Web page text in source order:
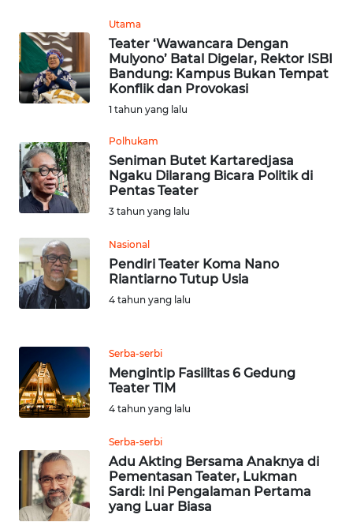
Utama
Teater ‘Wawancara Dengan
Mulyono’ Batal Digelar, Rektor ISBI
Bandung: Kampus Bukan Tempat
Konflik dan Provokasi
1 tahun yang lalu
Polhukam
Seniman Butet Kartaredjasa
Ngaku Dilarang Bicara Politik di
Pentas Teater
3 tahun yang lalu
Nasional
Pendiri Teater Koma Nano
Riantiarno Tutup Usia
4 tahun yang lalu
Serba-serbi
Mengintip Fasilitas 6 Gedung
Teater TIM
4 tahun yang lalu
Serba-serbi
Adu Akting Bersama Anaknya di
Pementasan Teater, Lukman
Sardi: Ini Pengalaman Pertama
yang Luar Biasa
BERITA
KONTAK
KAMI
INFO
IKLAN
TENTANG
KAMI
PEDOMAN
MEDIA
SIBER
KARIR
DISCLAIMER
Wahana
Regional